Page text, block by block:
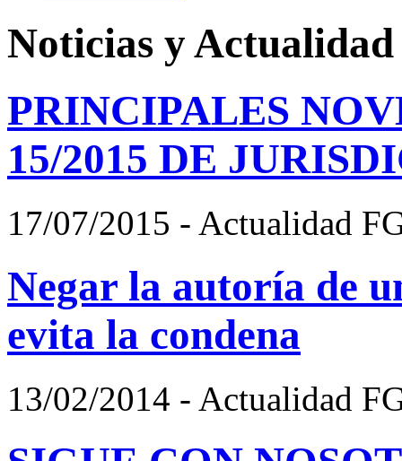
Noticias y Actualidad
PRINCIPALES
15/2015 DE
17/07/2015 - Actualidad
Negar la autoría de
evita la condena
13/02/2014 - Actualidad